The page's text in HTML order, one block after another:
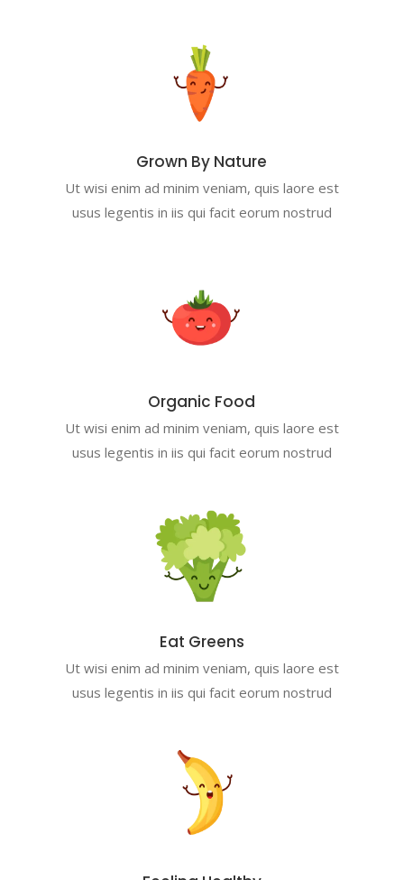
Grown By Nature
Ut wisi enim ad minim veniam, quis laore est
usus legentis in iis qui facit eorum nostrud
Organic Food
Ut wisi enim ad minim veniam, quis laore est
usus legentis in iis qui facit eorum nostrud
Eat Greens
Ut wisi enim ad minim veniam, quis laore est
usus legentis in iis qui facit eorum nostrud